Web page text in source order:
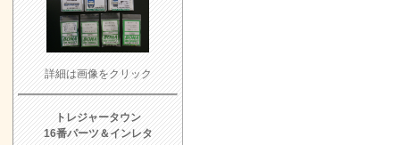
詳細は画像をクリック
トレジャータウン
16番パーツ＆インレタ